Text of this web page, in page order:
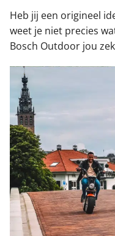
Heb jij een origineel
weet je niet precies
Bosch Outdoor jou